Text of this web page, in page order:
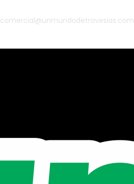
comercial@unmundodetravesias.com